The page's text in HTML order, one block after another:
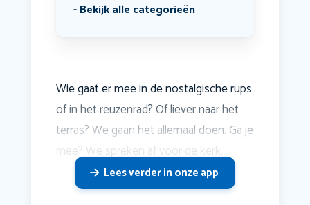
Bekijk alle categorieën
Wie gaat er mee in de nostalgische rups
of in het reuzenrad? Of liever naar het
terras? We gaan het allemaal doen. Ga je
mee? We spreken af voor de kerk.
Lees verder in onze app